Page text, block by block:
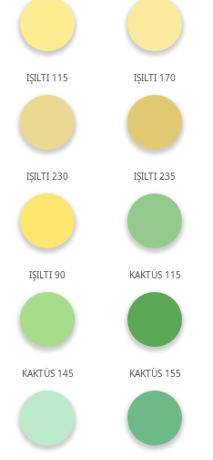
IŞILTI 115 IŞILTI 170
IŞILTI 230 IŞILTI 235
IŞILTI 90 KAKTÜS 115
KAKTÜS 145 KAKTÜS 155